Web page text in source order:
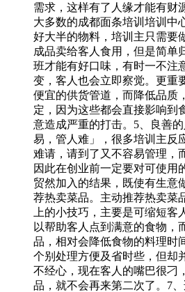
需求，这样有了人缘才能有财
大多数的成都面条培训培训中
好大半的物料，培训主只需要
成品卖给客人食用，但是简单
班才能有好口味，有时一不注
变，客人也会立即察觉。更重
便宜的供货管道，而降低品质
定，因为这些都会直接影响到
意造成严重的打击。5、良善
易，管人难」，很多培训主反
难请，请到了又不容易管理，
因此在创业前一定要对可使用
贸然加入的结果，既使有生意
荐热卖菜品。主动推荐热卖菜
上的小技巧，主要是可缩短
以帮助客人点到满意的食物，
品，相对会降低食物的料理时
个别处理方便及省时些，但却
不经心，现在客人的嘴巴很刁
品，就不会再来第二次了。7